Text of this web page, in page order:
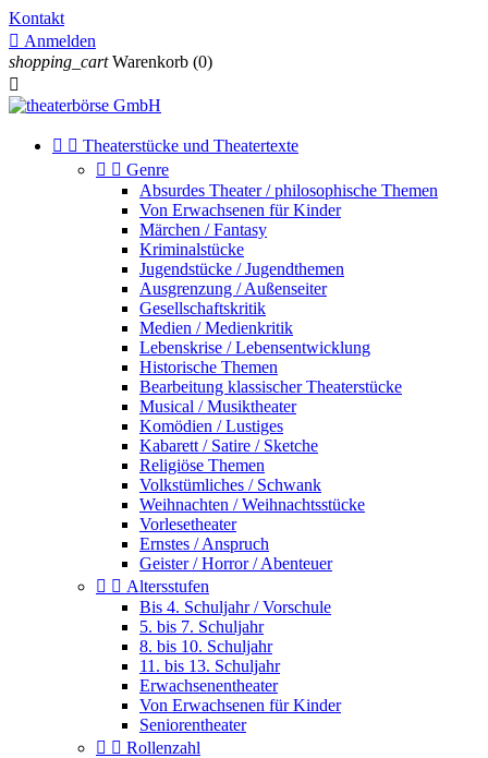
Kontakt
 Anmelden
shopping_cart Warenkorb (0)

  Theaterstücke und Theatertexte
  Genre
Absurdes Theater / philosophische Themen
Von Erwachsenen für Kinder
Märchen / Fantasy
Kriminalstücke
Jugendstücke / Jugendthemen
Ausgrenzung / Außenseiter
Gesellschaftskritik
Medien / Medienkritik
Lebenskrise / Lebensentwicklung
Historische Themen
Bearbeitung klassischer Theaterstücke
Musical / Musiktheater
Komödien / Lustiges
Kabarett / Satire / Sketche
Religiöse Themen
Volkstümliches / Schwank
Weihnachten / Weihnachtsstücke
Vorlesetheater
Ernstes / Anspruch
Geister / Horror / Abenteuer
  Altersstufen
Bis 4. Schuljahr / Vorschule
5. bis 7. Schuljahr
8. bis 10. Schuljahr
11. bis 13. Schuljahr
Erwachsenentheater
Von Erwachsenen für Kinder
Seniorentheater
  Rollenzahl